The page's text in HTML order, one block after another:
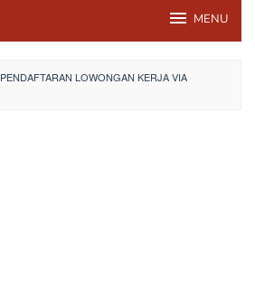
MENU
PENDAFTARAN LOWONGAN KERJA VIA